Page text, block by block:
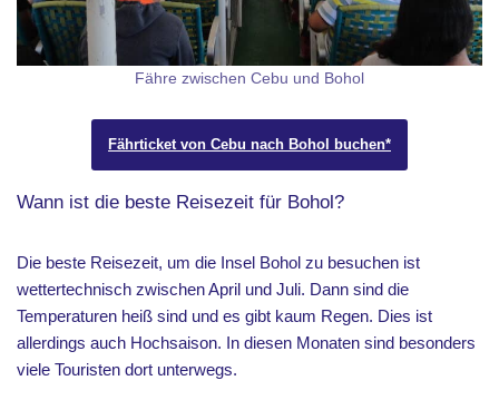
Fähre zwischen Cebu und Bohol
Fährticket von Cebu nach Bohol buchen*
Wann ist die beste Reisezeit für Bohol?
Die beste Reisezeit, um die Insel Bohol zu besuchen ist
wettertechnisch zwischen April und Juli. Dann sind die
Temperaturen heiß sind und es gibt kaum Regen. Dies ist
allerdings auch Hochsaison. In diesen Monaten sind besonders
viele Touristen dort unterwegs.